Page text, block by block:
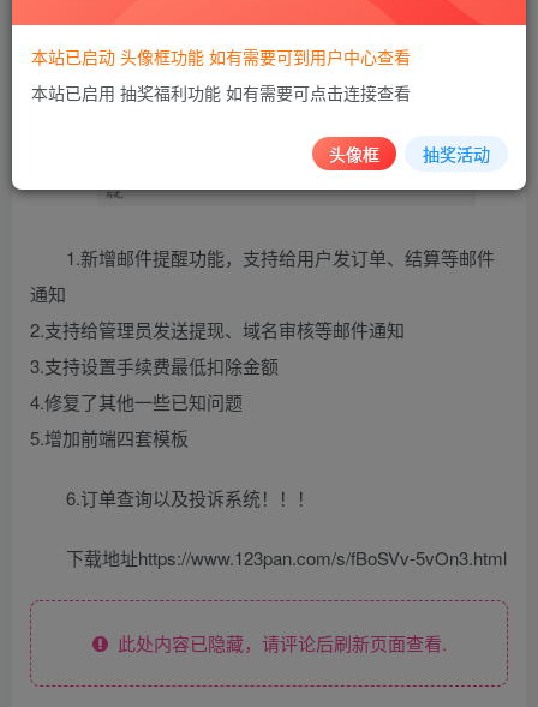
1.新增邮件提醒功能，支持给用户发订单、结算等邮件
通知
2.支持给管理员发送提现、域名审核等邮件通知
3.支持设置手续费最低扣除金额
4.修复了其他一些已知问题
5.增加前端四套模板
6.订单查询以及投诉系统！！！
下载地址https://www.123pan.com/s/fBoSVv-5vOn3.html
此处内容已隐藏，请评论后刷新页面查看.
本站已启动 头像框功能 如有需要可到用户中心查看
本站已启用 抽奖福利功能 如有需要可点击连接查看
头像框 抽奖活动